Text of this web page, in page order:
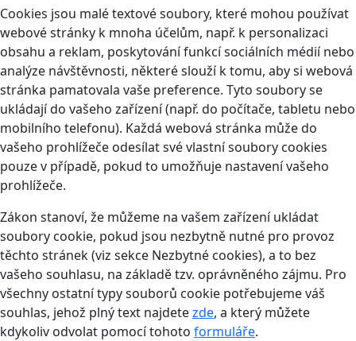
Cookies jsou malé textové soubory, které mohou používat
webové stránky k mnoha účelům, např. k personalizaci
obsahu a reklam, poskytování funkcí sociálních médií nebo
analýze návštěvnosti, některé slouží k tomu, aby si webová
stránka pamatovala vaše preference. Tyto soubory se
ukládají do vašeho zařízení (např. do počítače, tabletu nebo
mobilního telefonu). Každá webová stránka může do
vašeho prohlížeče odesílat své vlastní soubory cookies
pouze v případě, pokud to umožňuje nastavení vašeho
prohlížeče.
Zákon stanoví, že můžeme na vašem zařízení ukládat
soubory cookie, pokud jsou nezbytně nutné pro provoz
těchto stránek (viz sekce Nezbytné cookies), a to bez
vašeho souhlasu, na základě tzv. oprávněného zájmu. Pro
všechny ostatní typy souborů cookie potřebujeme váš
souhlas, jehož plný text najdetezde, a který můžete
kdykoliv odvolat pomocí tohoto formuláře.